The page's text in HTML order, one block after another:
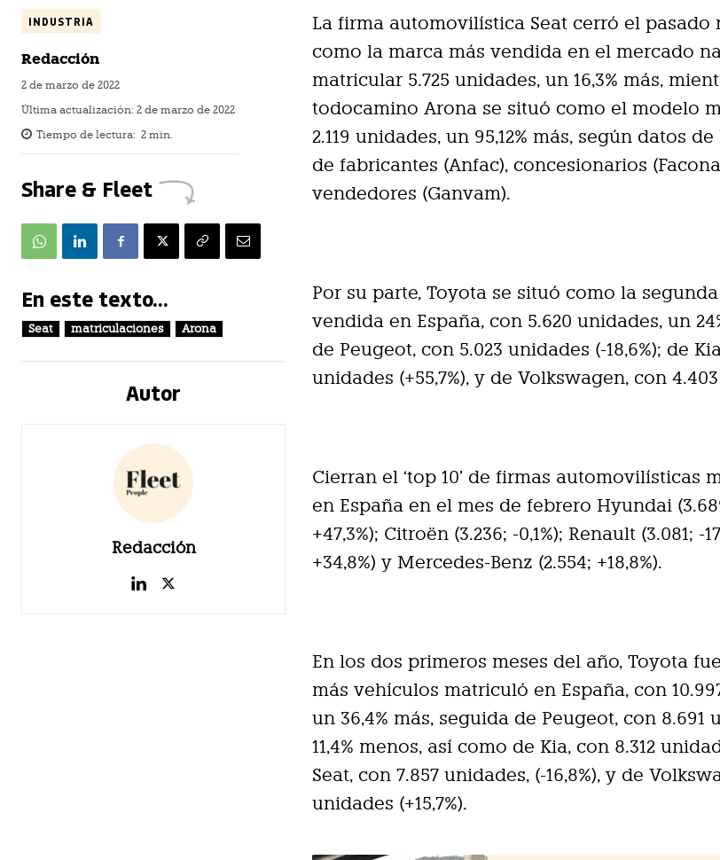
INDUSTRIA
Redacción
2 de marzo de 2022
Última actualización: 2 de marzo de 2022
Tiempo de lectura: 2 min.
Share & Fleet
En este texto...
Seat matriculaciones Arona
Autor
Redacción
La firma automovilística Seat cerró el pasado
como la marca más vendida en el mercado
matricular 5.725 unidades, un 16,3% más,
todocamino Arona se situó como el modelo
2.119 unidades, un 95,12% más, según datos
de fabricantes (Anfac), concesionarios
vendedores (Ganvam).
Por su parte, Toyota se situó como la
vendida en España, con 5.620 unidades, un
de Peugeot, con 5.023 unidades (-18,6%); de
unidades (+55,7%), y de Volkswagen, con
Cierran el ‘top 10’ de firmas automovilísticas
en España en el mes de febrero Hyundai
+47,3%); Citroën (3.236; -0,1%); Renault (3.081; -
+34,8%) y Mercedes-Benz (2.554; +18,8%).
En los dos primeros meses del año, Toyota
más vehículos matriculó en España, con
un 36,4% más, seguida de Peugeot, con 8.691
11,4% menos, así como de Kia, con 8.312
Seat, con 7.857 unidades, (-16,8%), y de
unidades (+15,7%).